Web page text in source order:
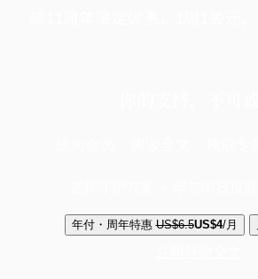
年付・周年特惠 US$6.5US$4/月